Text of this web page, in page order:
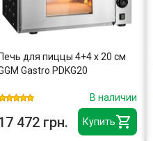
Купить
Печь для пиццы 4+4 x 20 см
Gastro PDKG20
В наличии
472 грн.